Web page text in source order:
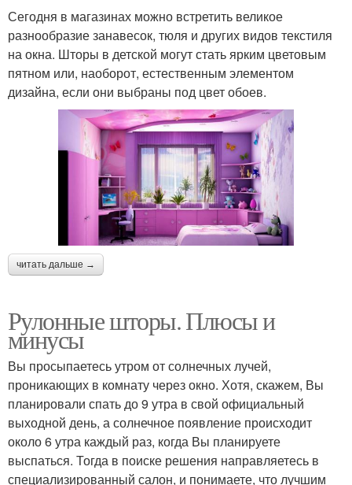
Сегодня в магазинах можно встретить великое
разнообразие занавесок, тюля и других видов текстиля
на окна. Шторы в детской могут стать ярким цветовым
пятном или, наоборот, естественным элементом
дизайна, если они выбраны под цвет обоев.
читать дальше →
Рулонные шторы. Плюсы и
минусы
Вы просыпаетесь утром от солнечных лучей,
проникающих в комнату через окно. Хотя, скажем, Вы
планировали спать до 9 утра в свой официальный
выходной день, а солнечное появление происходит
около 6 утра каждый раз, когда Вы планируете
выспаться. Тогда в поиске решения направляетесь в
специализированный салон, и понимаете, что лучшим